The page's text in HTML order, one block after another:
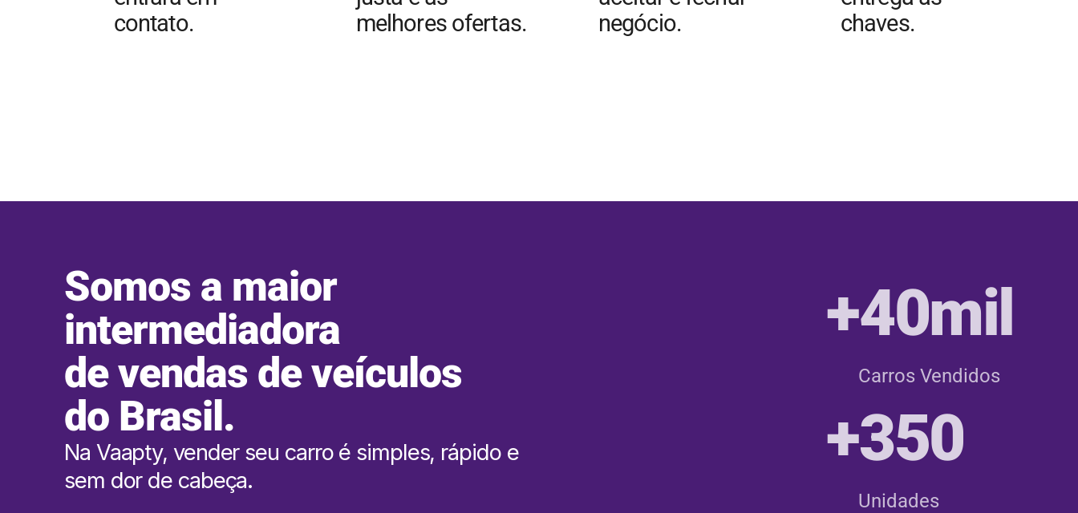
contato.
melhores ofertas.
negócio.
chaves.
Somos a maior
intermediadora
de vendas de veículos
do Brasil.
Na Vaapty, vender seu carro é simples, rápido e
sem dor de cabeça.
+40mil
Carros Vendidos
+350
Unidades